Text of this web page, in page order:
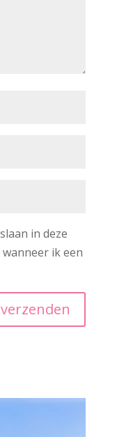
in deze
ik een